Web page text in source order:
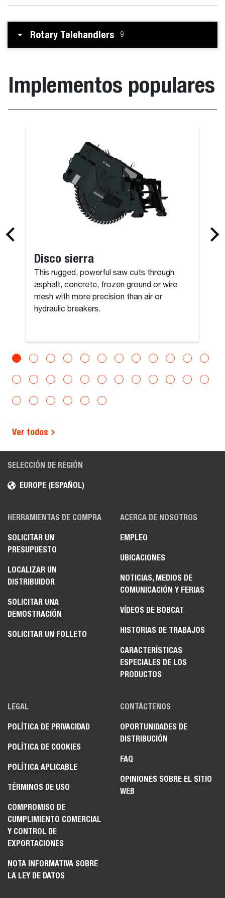
Rotary Telehandlers 9
Implementos populares
Disco sierra
This rugged, powerful saw cuts through
asphalt, concrete, frozen ground or wire
mesh with more precision than air or
hydraulic breakers.
Ver todos
SELECCIÓN DE REGIÓN
EUROPE (ESPAÑOL)
HERRAMIENTAS DE COMPRA
SOLICITAR UN
PRESUPUESTO
LOCALIZAR UN
DISTRIBUIDOR
SOLICITAR UNA
DEMOSTRACIÓN
SOLICITAR UN FOLLETO
ACERCA DE NOSOTROS
EMPLEO
UBICACIONES
NOTICIAS, MEDIOS DE
COMUNICACIÓN Y FERIAS
VÍDEOS DE BOBCAT
HISTORIAS DE TRABAJOS
CARACTERÍSTICAS
ESPECIALES DE LOS
PRODUCTOS
LEGAL
POLÍTICA DE PRIVACIDAD
POLÍTICA DE COOKIES
POLÍTICA APLICABLE
TÉRMINOS DE USO
COMPROMISO DE
CUMPLIMIENTO COMERCIAL
Y CONTROL DE
EXPORTACIONES
NOTA INFORMATIVA SOBRE
LA LEY DE DATOS
CONTÁCTENOS
OPORTUNIDADES DE
DISTRIBUCIÓN
FAQ
OPINIONES SOBRE EL SITIO
WEB